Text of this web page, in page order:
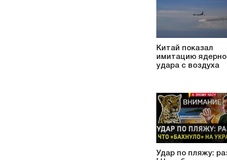
Китай показал
имитацию
удара с воздуха
Удар по пляжу: